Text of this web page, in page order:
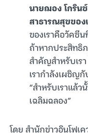
นายฌอง โกริน
สาธารณสุขของ
ของเราคือวัคซี
ถ้าหากประสิทธิ
สำคัญสำหรับเร
เรากำลังเผชิญ
“สำหรับเราแล้ว
เฉลิมฉลอง”
โดย สำนักข่าวอินโฟเ